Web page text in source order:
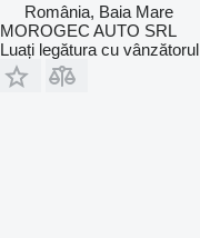
România, Baia Mare
MOROGEC AUTO SRL
Luați legătura cu vânzătorul